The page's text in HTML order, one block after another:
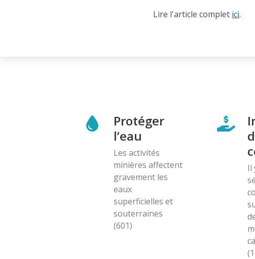
Lire l'article complet ici.
Protéger
l’eau
Les activités
minières affectent
gravement les
eaux
superficielles et
souterraines
(601)
Il